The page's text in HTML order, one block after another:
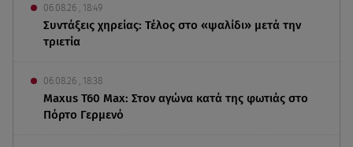
06.08.26 , 18:49
Συντάξεις χηρείας: Τέλος στο «ψαλίδι» μετά την
τριετία
06.08.26 , 18:38
Maxus T60 Max: Στον αγώνα κατά της φωτιάς στο
Πόρτο Γερμενό